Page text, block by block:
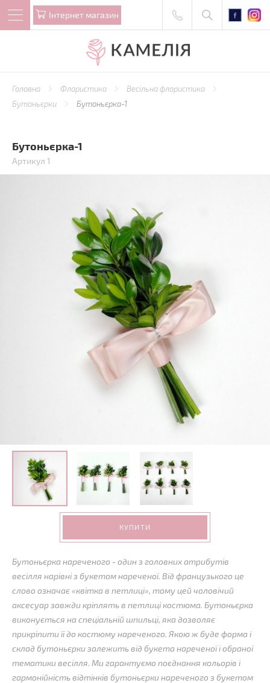
Iнтернет магазин
Головна Флористика
Весільна флористика
Бутоньєрки
Бутоньєрка-1
Бутоньєрка-1
Артикул 1
КУПИТИ
Бутоньєрка нареченого - один з головних атрибутів
весілля нарівні з букетом нареченої. Від французького це
слово означає «квітка в петлиці», тому цей чоловічий
аксесуар завжди кріплять в петлиці костюма. Бутоньєрка
виконується на спеціальній шпильці, яка дозволяє
прикріпити її до костюму нареченого. Якою ж буде форма і
склад бутоньєрки залежить від букета нареченої і обраної
тематики весілля. Ми гарантуємо поєднання кольорів і
гармонійність відтінків бутоньєрки нареченого з букетом